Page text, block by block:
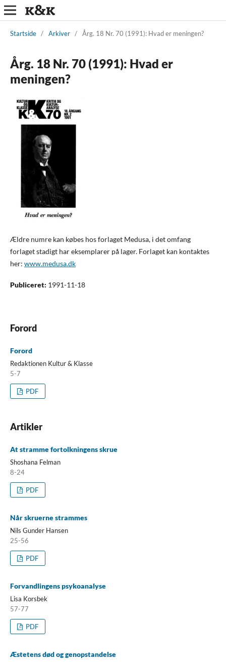
Startside / Arkiver / Årg. 18 Nr. 70 (1991): Hvad er meningen?
Årg. 18 Nr. 70 (1991): Hvad er
meningen?
Ældre numre kan købes hos forlaget Medusa, i det omfang
forlaget stadigt har eksemplarer på lager. Forlaget kan kontaktes
her: www.medusa.dk
Publiceret: 1991-11-18
Forord
Forord
Redaktionen Kultur & Klasse
5-7
PDF
Artikler
At stramme fortolkningens skrue
Shoshana Felman
8-24
PDF
Når skruerne strammes
Nils Gunder Hansen
25-56
PDF
Forvandlingens psykoanalyse
Lisa Korsbek
57-77
PDF
Æstetens død og genopstandelse